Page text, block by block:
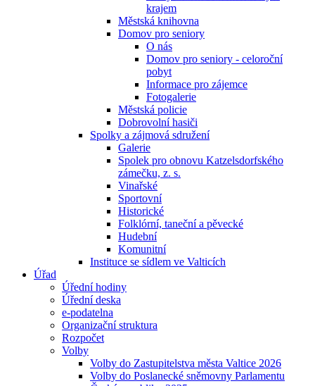
krajem
Městská knihovna
Domov pro seniory
O nás
Domov pro seniory - celoroční
pobyt
Informace pro zájemce
Fotogalerie
Městská policie
Dobrovolní hasiči
Spolky a zájmová sdružení
Galerie
Spolek pro obnovu Katzelsdorfského
zámečku, z. s.
Vinařské
Sportovní
Historické
Folklórní, taneční a pěvecké
Hudební
Komunitní
Instituce se sídlem ve Valticích
Úřad
Úřední hodiny
Úřední deska
e-podatelna
Organizační struktura
Rozpočet
Volby
Volby do Zastupitelstva města Valtice 2026
Volby do Poslanecké sněmovny Parlamentu